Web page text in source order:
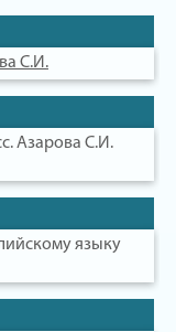
С.И.
Азарова С.И.
языку